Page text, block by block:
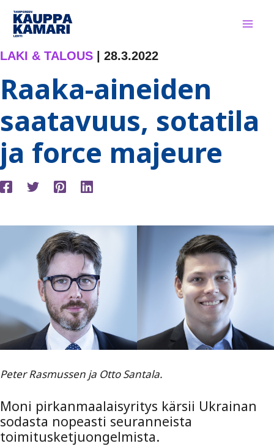
Siirry
sisältöön
LAKI & TALOUS 28.3.2022
Raaka-aineiden
saatavuus, sotatila
ja force majeure
Peter Rasmussen ja Otto Santala.
Moni pirkanmaalaisyritys kärsii Ukrainan
sodasta nopeasti seuranneista
toimitusketjuongelmista.